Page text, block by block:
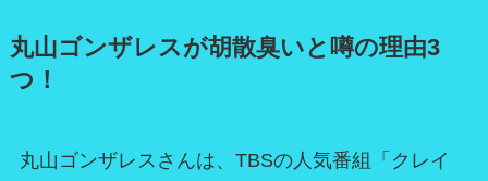
丸山ゴンザレスが胡散臭いと噂の理由3
つ！
丸山ゴンザレスさんは、TBSの人気番組「クレイ